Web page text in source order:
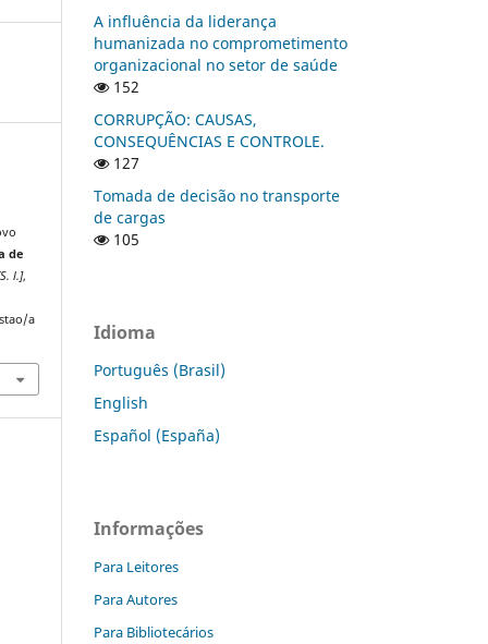
de
l.],
a
A influência da liderança
humanizada no comprometimento
organizacional no setor de saúde
152
CORRUPÇÃO: CAUSAS,
CONSEQUÊNCIAS E CONTROLE.
127
Tomada de decisão no transporte
de cargas
105
Idioma
Português (Brasil)
English
Español (España)
Informações
Para Leitores
Para Autores
Para Bibliotecários